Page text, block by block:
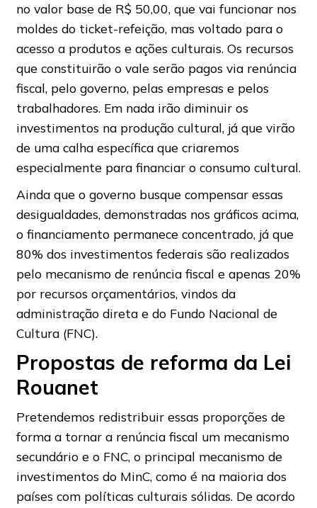
no valor base de R$ 50,00, que vai funcionar nos
moldes do ticket-refeição, mas voltado para o
acesso a produtos e ações culturais. Os recursos
que constituirão o vale serão pagos via renúncia
fiscal, pelo governo, pelas empresas e pelos
trabalhadores. Em nada irão diminuir os
investimentos na produção cultural, já que virão
de uma calha específica que criaremos
especialmente para financiar o consumo cultural.
Ainda que o governo busque compensar essas
desigualdades, demonstradas nos gráficos acima,
o financiamento permanece concentrado, já que
80% dos investimentos federais são realizados
pelo mecanismo de renúncia fiscal e apenas 20%
por recursos orçamentários, vindos da
administração direta e do Fundo Nacional de
Cultura (FNC).
Propostas de reforma da Lei
Rouanet
Pretendemos redistribuir essas proporções de
forma a tornar a renúncia fiscal um mecanismo
secundário e o FNC, o principal mecanismo de
investimentos do MinC, como é na maioria dos
países com políticas culturais sólidas. De acordo